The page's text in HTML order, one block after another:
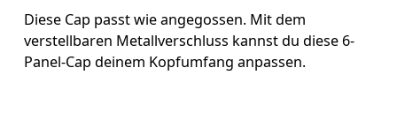
Diese Cap passt wie angegossen. Mit dem
verstellbaren Metallverschluss kannst du diese 6-
Panel-Cap deinem Kopfumfang anpassen.